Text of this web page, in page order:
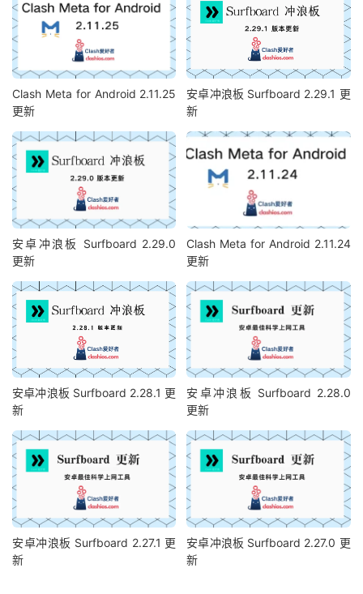
Clash Meta for Android 2.11.25
更新
安卓冲浪板 Surfboard 2.29.1 更
新
安卓冲浪板 Surfboard 2.29.0
更新
Clash Meta for Android 2.11.24
更新
安卓冲浪板 Surfboard 2.28.1 更
新
安卓冲浪板 Surfboard 2.28.0
更新
安卓冲浪板 Surfboard 2.27.1 更
新
安卓冲浪板 Surfboard 2.27.0 更
新